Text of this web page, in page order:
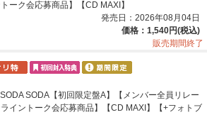
ーク会応募商品】【CD MAXI】
発売日：2026年08月04日
価格：1,540円(税込)
販売期間終了
SODA【初回限定盤A】【メンバー全員リレー
イントーク会応募商品】【CD MAXI】【+フォトブ